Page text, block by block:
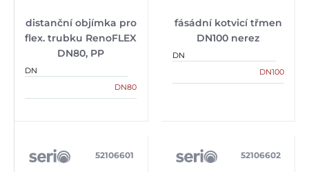
distanční objímka pro
flex. trubku RenoFLEX
DN80, PP
DN
DN80
fásádní kotvicí třmen
DN100 nerez
DN
DN100
52106601 52106602